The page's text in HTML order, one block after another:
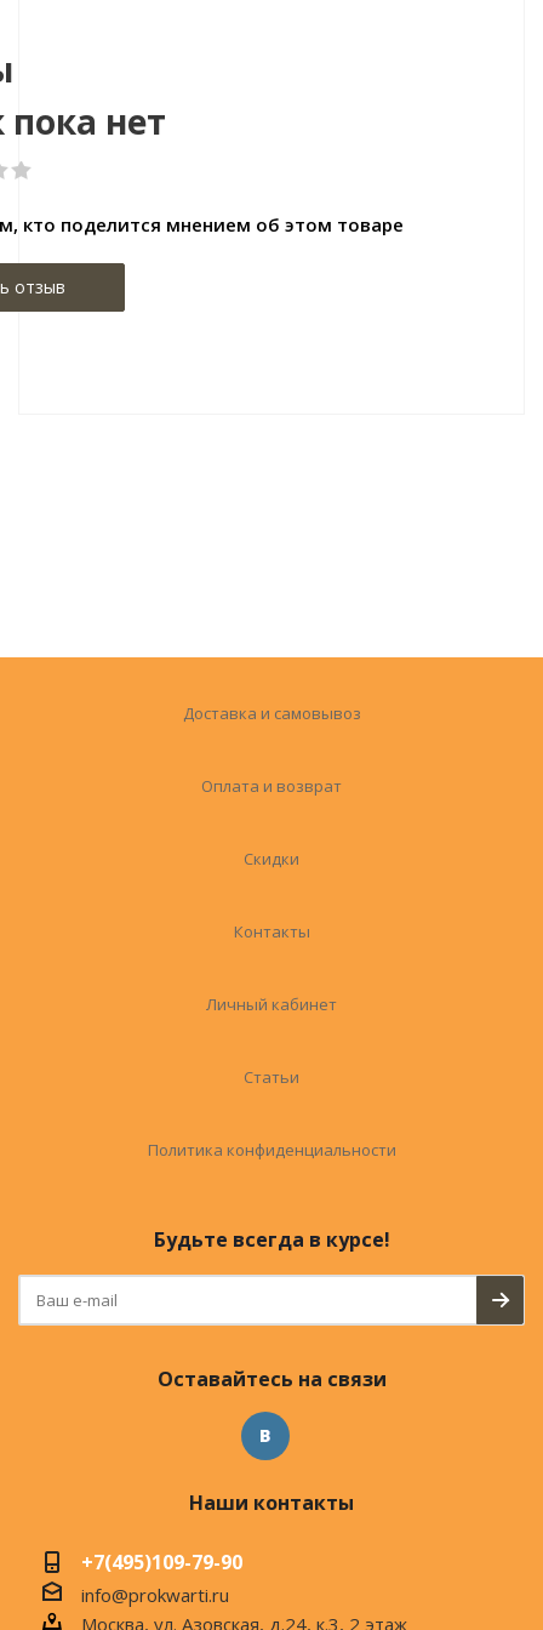
нет
кто поделится мнением об этом товаре
отзыв
Доставка и самовывоз
Оплата и возврат
Скидки
Контакты
Личный кабинет
Статьи
Политика конфиденциальности
Будьте всегда в курсе!
Оставайтесь на связи
Наши контакты
+7(495)109-79-90
info@prokwarti.ru
Москва, ул. Азовская, д.24, к.3, 2 этаж